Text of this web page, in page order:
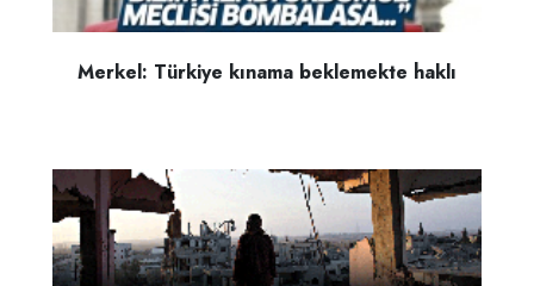
Merkel: Türkiye kınama beklemekte haklı